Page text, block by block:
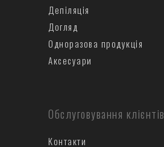
Депіляція
Догляд
Одноразова продукція
Аксесуари
Обслуговування клієнтів
Контакти